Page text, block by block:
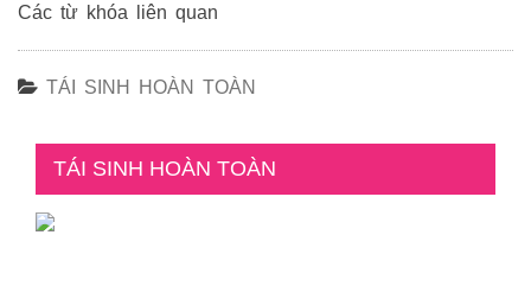
Các từ khóa liên quan
TÁI SINH HOÀN TOÀN
TÁI SINH HOÀN TOÀN